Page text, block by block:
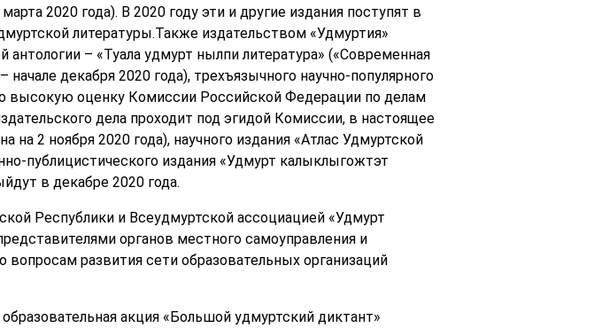
2020 года). В 2020 году эти и другие издания поступят в
литературы.Также издательством «Удмуртия»
– «Туала удмурт нылпи литература» («Современная
декабря 2020 года), трехъязычного научно-популярного
высокую оценку Комиссии Российской Федерации по делам
дела проходит под эгидой Комиссии, в настоящее
на 2 ноября 2020 года), научного издания «Атлас Удмуртской
публицистического издания «Удмурт калыклыгожтэт
в декабре 2020 года.
Республики и Всеудмуртской ассоциацией «Удмурт
органов местного самоуправления и
развития сети образовательных организаций
акция «Большой удмуртский диктант»